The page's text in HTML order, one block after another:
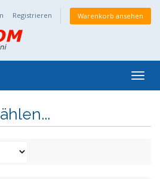
Registrieren Warenkorb ansehen